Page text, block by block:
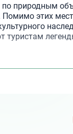
по природным
Помимо этих
туристам
где
сосудистой
царство», где
выглядит
с водными